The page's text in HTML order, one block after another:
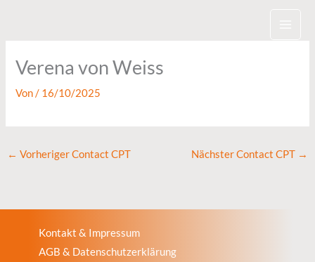
Verena von Weiss
Von/ 16/10/2025
← Vorheriger Contact CPT Nächster Contact CPT →
Kontakt & Impressum
AGB & Datenschutzerklärung